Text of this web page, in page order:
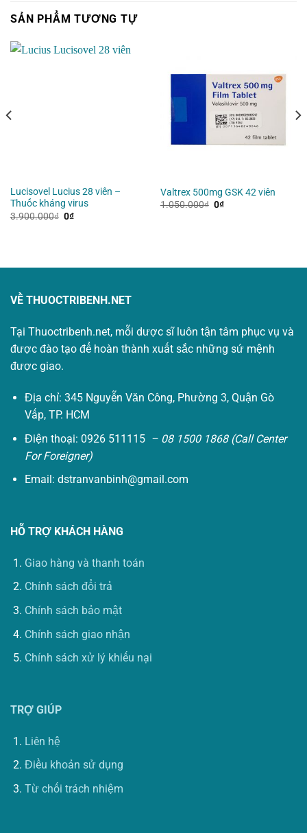
SẢN PHẨM TƯƠNG TỰ
Lucisovel Lucius 28 viên –
Thuốc kháng virus
3.900.000₫ Giá
0₫Giá
Valtrex 500mg GSK 42 viên
1.050.000₫ Giá
0₫Giá
VỀ THUOCTRIBENH.NET
Tại Thuoctribenh.net, mỗi dược sĩ luôn tận tâm phục vụ và
được đào tạo để hoàn thành xuất sắc những sứ mệnh
được giao.
Địa chỉ: 345 Nguyễn Văn Công, Phường 3, Quận Gò
Vấp, TP. HCM
Điện thoại: 0926 511115 – 08 1500 1868 (Call Center
For Foreigner)
Email: dstranvanbinh@gmail.com
HỖ TRỢ KHÁCH HÀNG
Giao hàng và thanh toán
Chính sách đổi trả
Chính sách bảo mật
Chính sách giao nhận
Chính sách xử lý khiếu nại
TRỢ GIÚP
Liên hệ
Điều khoản sử dụng
Từ chối trách nhiệm